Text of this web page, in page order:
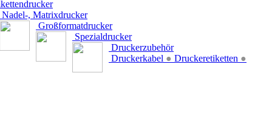
Nadel-, Matrixdrucker
Großformatdrucker
Spezialdrucker
Druckerzubehör
Druckerkabel ● Druckeretiketten ●